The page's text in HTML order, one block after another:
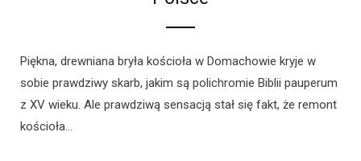
Piękna, drewniana bryła kościoła w Domachowie kryje w
sobie prawdziwy skarb, jakim są polichromie Biblii pauperum
z XV wieku. Ale prawdziwą sensacją stał się fakt, że remont
kościoła…